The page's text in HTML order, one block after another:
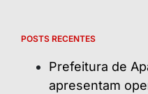
POSTS RECENTES
Prefeitura de
apresentam